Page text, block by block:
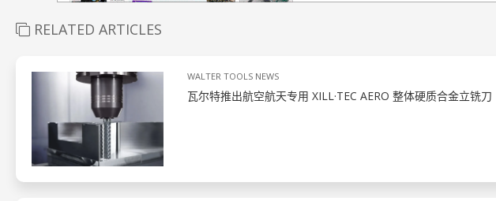
RELATED ARTICLES
WALTER TOOLS NEWS
瓦尔特推出航空航天专用 XILL·TEC AERO 整体硬质合金立铣刀